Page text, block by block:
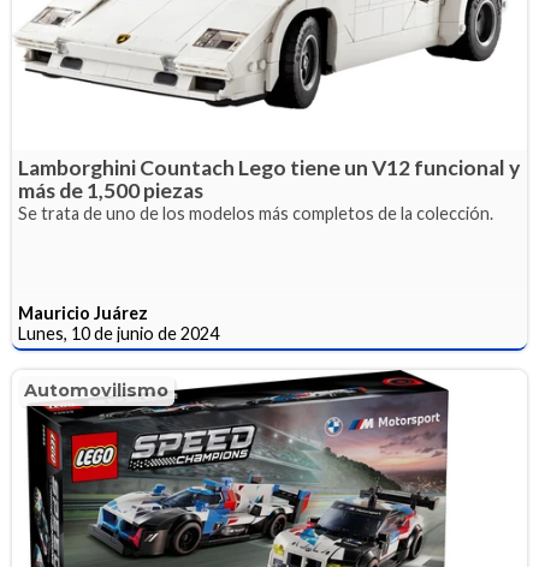
Lamborghini Countach Lego tiene un V12 funcional y
más de 1,500 piezas
Se trata de uno de los modelos más completos de la colección.
Mauricio Juárez
Lunes, 10 de junio de 2024
Automovilismo